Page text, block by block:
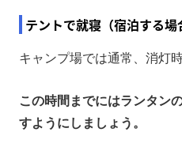
テントで就寝（宿泊する場
キャンプ場では通常、消灯
この時間までにはランタン
すようにしましょう。